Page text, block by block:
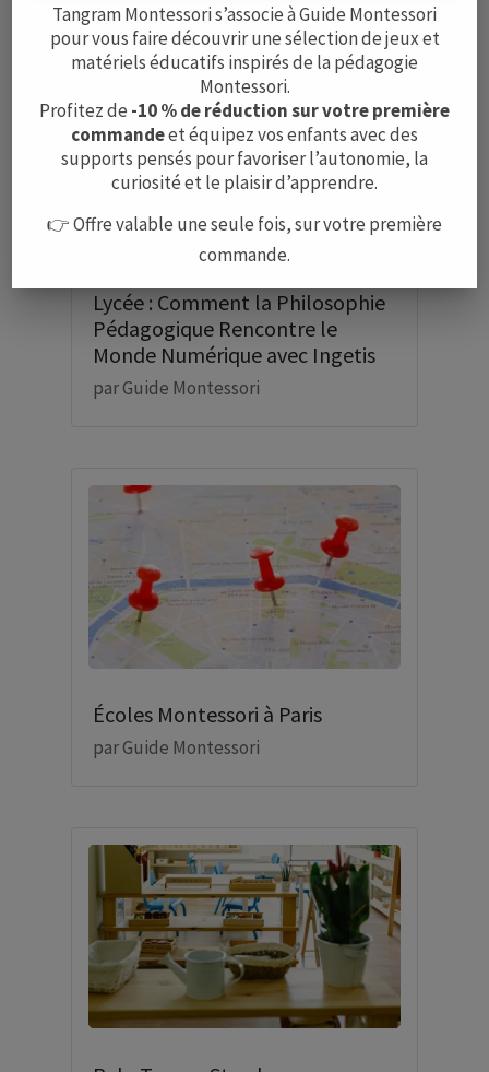
Lycée : Comment la Philosophie
Pédagogique Rencontre le
Monde Numérique avec Ingetis
parGuide Montessori
Écoles Montessori à Paris
parGuide Montessori
Tangram Montessori s’associe à Guide Montessori
pour vous faire découvrir une sélection de jeux et
matériels éducatifs inspirés de la pédagogie
Montessori.
Profitez de -10 % de réduction sur votre première
commandeet équipez vos enfants avec des
supports pensés pour favoriser l’autonomie, la
curiosité et le plaisir d’apprendre.
👉 Offre valable une seule fois, sur votre première
commande.